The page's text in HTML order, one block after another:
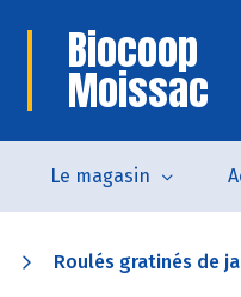
Biocoop
Moissac
Le magasin
Roulés gratinés de